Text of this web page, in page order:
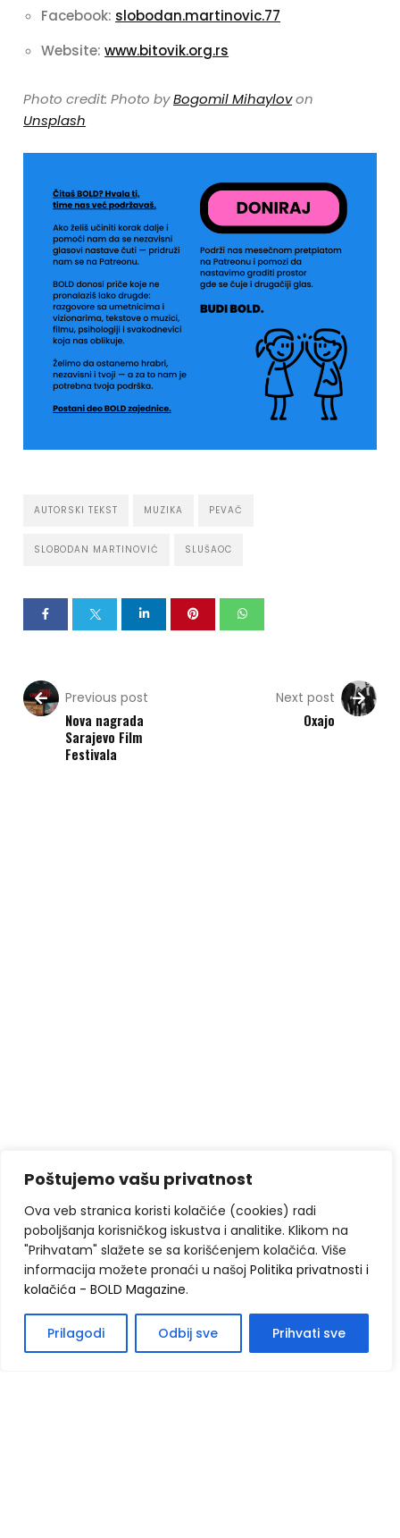
Poštujemo vašu privatnost
Ova veb stranica koristi kolačiće (cookies) radi
poboljšanja korisničkog iskustva i analitike. Klikom na
"Prihvatam" slažete se sa korišćenjem kolačića. Više
informacija možete pronaći u našoj Politika privatnosti i
kolačića - BOLD Magazine.
Prilagodi Odbij sve Prihvati sve
Facebook: slobodan.martinovic.77
Website:www.bitovik.org.rs
Photo credit: Photo byBogomil Mihaylovon
Unsplash
AUTORSKI TEKST MUZIKA PEVAČ
SLOBODAN MARTINOVIĆ SLUŠAOC
Previous post
Nova nagrada
Sarajevo Film
Festivala
Next post
Oxajo